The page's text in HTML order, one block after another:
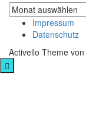
Archiv
Impressum
Datenschutz
Activello Theme von